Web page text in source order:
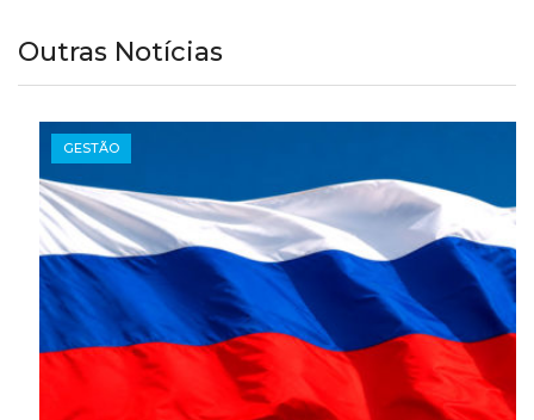
Outras Notícias
GESTÃO